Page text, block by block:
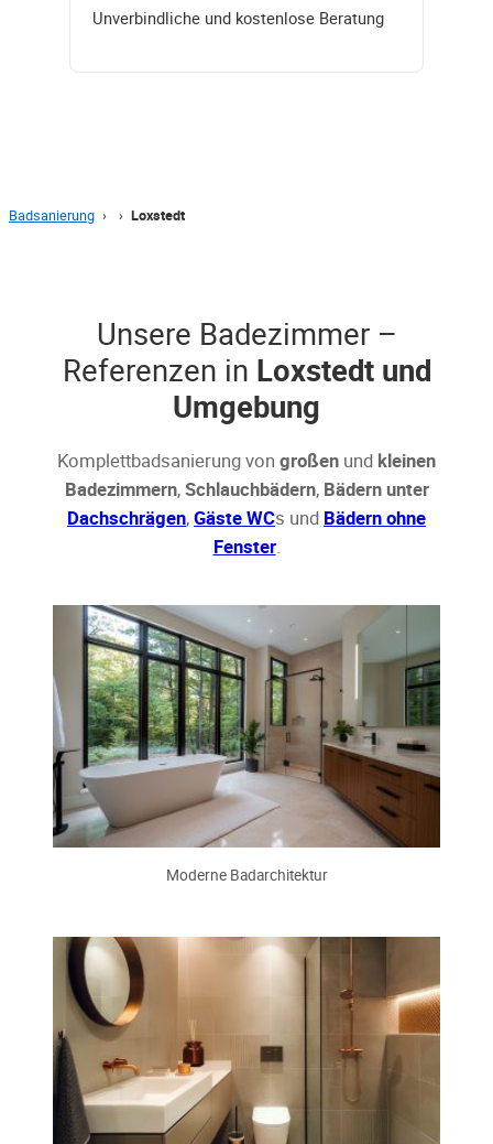
Unverbindliche und kostenlose Beratung
Badsanierung › › Loxstedt
Unsere Badezimmer –
Referenzen in Loxstedt und
Umgebung
Komplettbadsanierung von großen und kleinen
Badezimmern,Schlauchbädern, Bädern unter
Dachschrägen,Gäste WCs und Bädern ohne
Fenster.
Moderne Badarchitektur